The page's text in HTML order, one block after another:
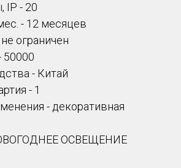
IP - 20
- 12 месяцев
ограничен
50000
- Китай
- 1
- декоративная
ОСВЕЩЕНИЕ